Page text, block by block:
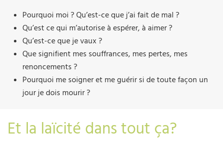
Pourquoi moi ? Qu’est-ce que j’ai fait de mal ?
Qu’est ce qui m’autorise à espérer, à aimer ?
Qu’est-ce que je vaux ?
Que signifient mes souffrances, mes pertes, mes
renoncements ?
Pourquoi me soigner et me guérir si de toute façon un
jour je dois mourir ?
Et la laïcité dans tout ça?